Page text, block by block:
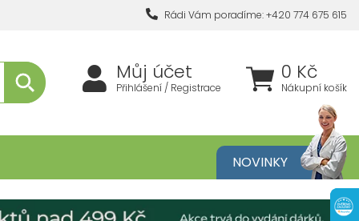
Rádi Vám poradíme: +420 774 675 615
0 Kč
Nákupní košík
Můj účet
Přihlášení / Registrace
NOVINKY